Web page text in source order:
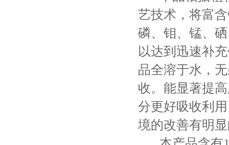
艺技术，将富
磷、钼、锰、
以达到迅速补
品全溶于水，
收。能显著提
分更好吸收利
境的改善有明